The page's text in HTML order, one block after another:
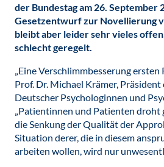
der Bundestag am 26. September
Gesetzentwurf zur Novellierung
bleibt aber leider sehr vieles
schlecht geregelt.
„Eine Verschlimmbesserung
Prof. Dr. Michael Krämer,
Deutscher Psychologinnen und
„Patientinnen und Patienten droht
die Senkung der Qualität der
Situation derer, die in diesem
arbeiten wollen, wird nur